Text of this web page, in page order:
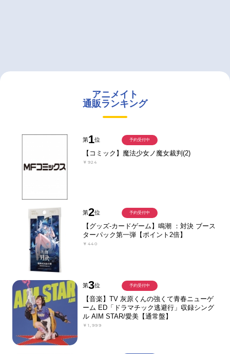
アニメイト
通販ランキング
第1位
【コミック】魔法少女ノ魔女裁判(2)
￥924
予約受付中
第2位
【グッズ-カードゲーム】鳴潮 ：対決 ブース
ターパック第一弾【ポイント2倍】
￥440
予約受付中
第3位
【音楽】TV 灰原くんの強くて青春ニューゲ
ーム ED「ドラマチック逃避行」収録シング
ル AIM STAR/愛美【通常盤】
￥1,999
予約受付中